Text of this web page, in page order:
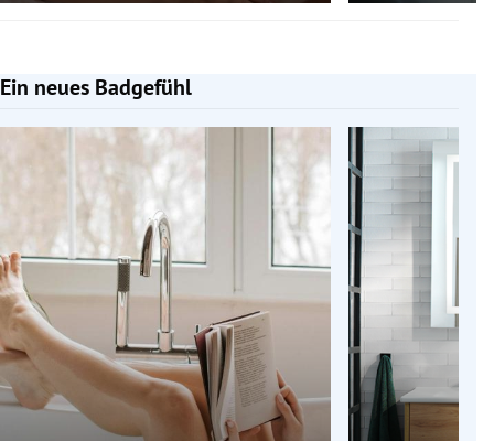
Ein neues Badgefühl
Slide 1 von 5